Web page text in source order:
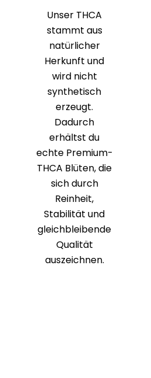
Unser THCA
stammt aus
natürlicher
Herkunft und
wird nicht
synthetisch
erzeugt.
Dadurch
erhältst du
echte Premium-
THCA Blüten, die
sich durch
Reinheit,
Stabilität und
gleichbleibende
Qualität
auszeichnen.